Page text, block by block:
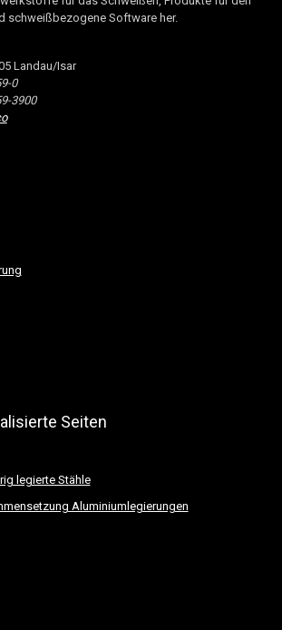
schweißbezogene Software her.
Landau/Isar
0
3900
Seiten
legierte Stähle
Aluminiumlegierungen